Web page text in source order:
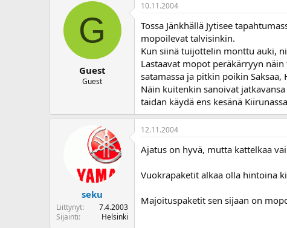
G
Guest
Guest
10.11.2004
Tossa Jänkhällä Jytisee
mopoilevat talvisinkin.
Kun siinä tuijottelin monttu auki,
Lastaavat mopot peräkärryyn
satamassa ja pitkin poikin
Näin kuitenkin sanoivat
taidan käydä ens kesänä
seku
Liittynyt
7.4.2003
Sijainti
Helsinki
12.11.2004
Ajatus on hyvä, mutta kattelkaa
Vuokrapaketit alkaa olla hintoina
Majoituspaketit sen sijaan on